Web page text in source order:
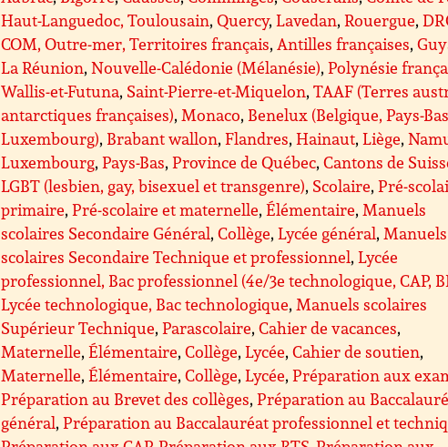
Haut-Languedoc, Toulousain,Quercy,Lavedan,Rouergue,
COM, Outre-mer, Territoires français, Antilles françaises,
La Réunion,Nouvelle-Calédonie (Mélanésie),Polynésie
Wallis-et-Futuna, Saint-Pierre-et-Miquelon,TAAF (Terres
antarctiques françaises), Monaco, Benelux (Belgique, Pays-
Luxembourg), Brabant wallon,Flandres,Hainaut,Liège,
Luxembourg,Pays-Bas,Province de Québec,Cantons de
LGBT (lesbien, gay, bisexuel et transgenre), Scolaire,Pré-
primaire,Pré-scolaire et maternelle,Élémentaire, Manuels
scolaires Secondaire Général,Collège,Lycée général, Manuels
scolaires Secondaire Technique et professionnel,Lycée
professionnel, Bac professionnel (4e/3e technologique, CAP,
Lycée technologique, Bac technologique, Manuels scolaires
Supérieur Technique,Parascolaire,Cahier de vacances,
Maternelle,Élémentaire,Collège,Lycée,Cahier de soutien,
Maternelle,Élémentaire,Collège,Lycée,Préparation aux
Préparation au Brevet des collèges,Préparation au
général,Préparation au Baccalauréat professionnel et